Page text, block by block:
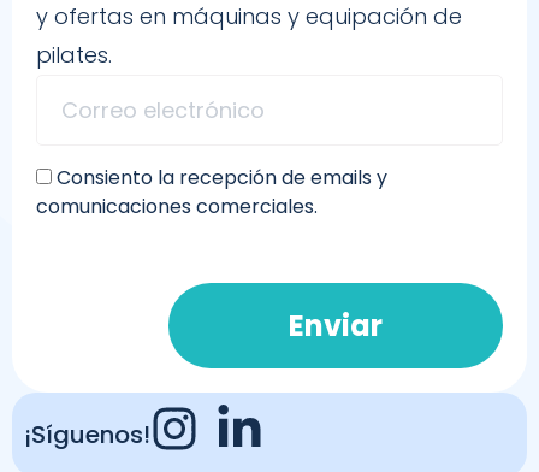
y ofertas en máquinas y equipación de
pilates.
Consiento la recepción de emails y
comunicaciones comerciales.
Enviar
¡Síguenos!